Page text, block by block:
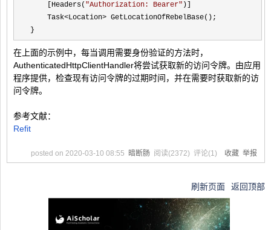
    [Headers(
"Authorization: Bearer" )]
    Task
<Location> GetLocationOfRebelBase();
}
在上面的示例中，每当调用需要身份验证的方法时，
AuthenticatedHttpClientHandler将尝试获取新的访问令牌。由应用
程序提供，检查现有访问令牌的过期时间，并在需要时获取新的访
问令牌。
参考文献：
Refit
posted on 2020-03-10 08:55 暗断肠阅读(2372) 评论(1) 收藏 举报
刷新页面 返回顶部